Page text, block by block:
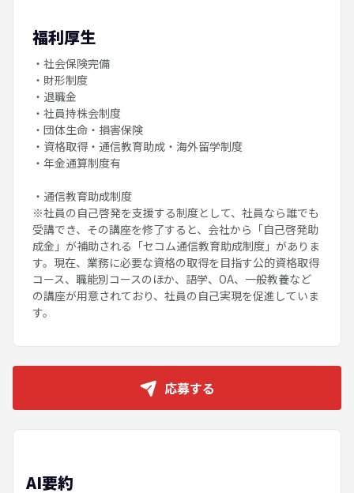
福利厚生
・社会保険完備
・財形制度
・退職金
・社員持株会制度
・団体生命・損害保険
・資格取得・通信教育助成・海外留学制度
・年金通算制度有
・通信教育助成制度
※社員の自己啓発を支援する制度として、社員なら誰でも
受講でき、その講座を修了すると、会社から「自己啓発助
成金」が補助される「セコム通信教育助成制度」がありま
す。現在、業務に必要な資格の取得を目指す公的資格取得
コース、職能別コースのほか、語学、OA、一般教養など
の講座が用意されており、社員の自己実現を促進していま
す。
応募する
AI要約